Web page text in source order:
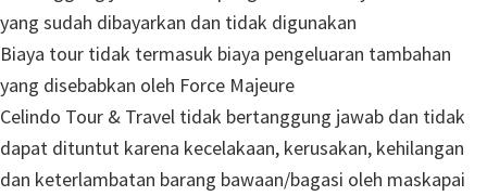
yang sudah dibayarkan dan tidak digunakan
Biaya tour tidak termasuk biaya pengeluaran tambahan
yang disebabkan oleh Force Majeure
Celindo Tour & Travel tidak bertanggung jawab dan tidak
dapat dituntut karena kecelakaan, kerusakan, kehilangan
dan keterlambatan barang bawaan/bagasi oleh maskapai